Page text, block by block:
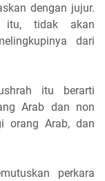
dengan jujur.
itu, tidak akan
dari
itu berarti
Arab dan non
orang Arab, dan
perkara